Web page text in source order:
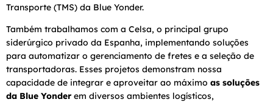
Transporte (TMS) da Blue Yonder.
Também trabalhamos com a Celsa, o principal grupo
siderúrgico privado da Espanha, implementando soluções
para automatizar o gerenciamento de fretes e a seleção de
transportadoras. Esses projetos demonstram nossa
capacidade de integrar e aproveitar ao máximo as soluções
da Blue Yonder em diversos ambientes logísticos,